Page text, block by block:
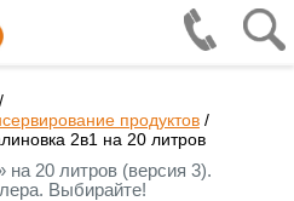
/
продуктов /
2в1 на 20 литров
20 литров (версия 3).
Выбирайте!